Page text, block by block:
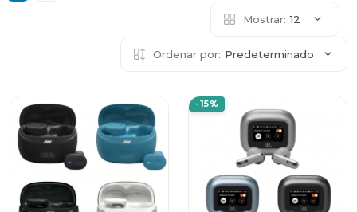
Mostrar: 12
Ordenar por: Predeterminado
-15%